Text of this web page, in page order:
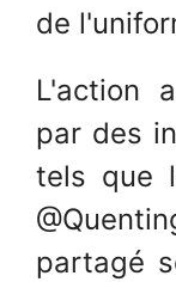
de
L'action
par des
tels que
partagé